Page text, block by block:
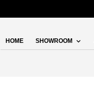
HOME SHOWROOM